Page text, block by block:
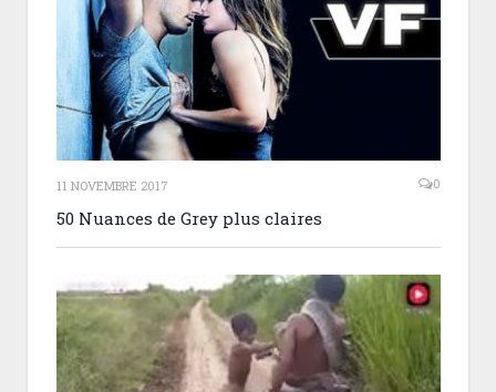
11 NOVEMBRE 2017 0
50 Nuances de Grey plus claires